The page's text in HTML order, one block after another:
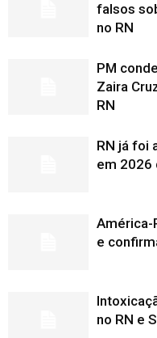
falsos
no RN
PM
Zaira
RN
RN já foi
em 2026
América-
e
no RN e